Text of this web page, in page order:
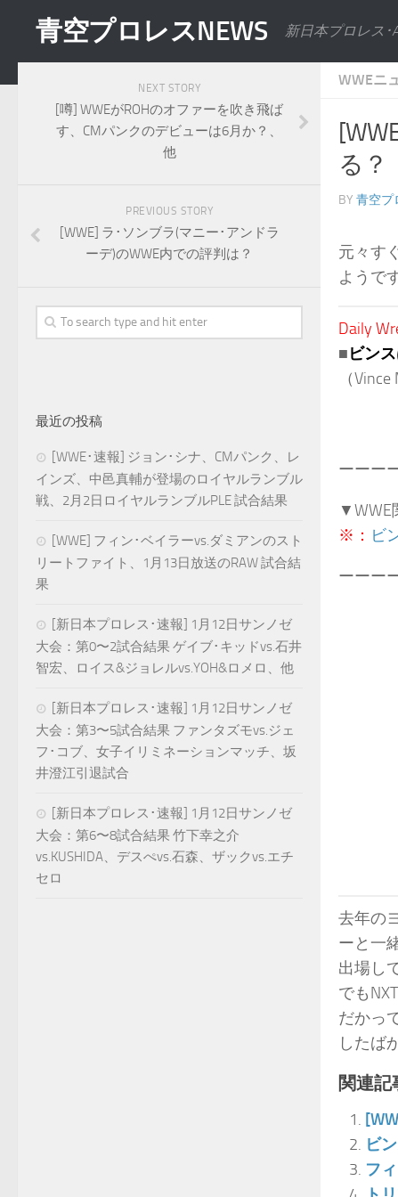
青空プロレスNEWS 新日本プロレス･
WWEニ
る？
BY 青空プ
元々す
ようで
Daily
■ビン
（
ーーー
▼WWE
※： ビ
ーーー
去年の
ーと一
出場し
でも
だかっ
したば
関連記
ビ
フ
NEXT STORY
[噂] WWEがROHのオファーを吹き飛ば
す、CMパンクのデビューは6月か？、
他
PREVIOUS STORY
[WWE] ラ･ソンブラ(マニー･アンドラ
ーデ)のWWE内での評判は？
最近の投稿
[WWE･速報] ジョン･シナ、CMパンク、レ
インズ、中邑真輔が登場のロイヤルランブル
戦、2月2日ロイヤルランブルPLE 試合結果
[WWE] フィン･ベイラーvs.ダミアンのスト
リートファイト、1月13日放送のRAW 試合結
果
[新日本プロレス･速報] 1月12日サンノゼ
大会：第0〜2試合結果 ゲイブ･キッドvs.石井
智宏、ロイス&ジョレルvs.YOH&ロメロ、他
[新日本プロレス･速報] 1月12日サンノゼ
大会：第3〜5試合結果 ファンタズモvs.ジェ
フ･コブ、女子イリミネーションマッチ、坂
井澄江引退試合
[新日本プロレス･速報] 1月12日サンノゼ
大会：第6〜8試合結果 竹下幸之介
vs.KUSHIDA、デスぺvs.石森、ザックvs.エチ
セロ